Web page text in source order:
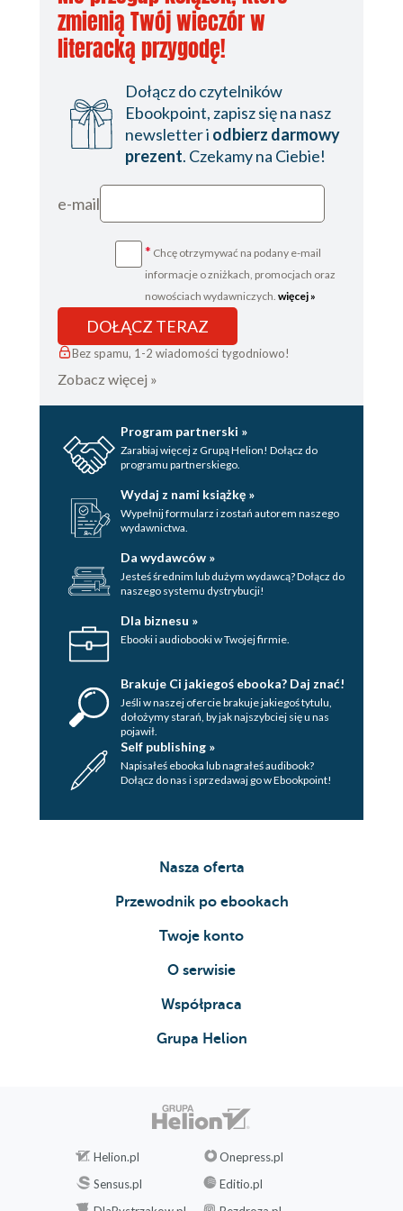
MŚP. Weryfikacja empiryczna 114
Zakończenie 119
Bibliografia 122
Spis rysunków 126
Spis tabel 126
Summary 128
zmienią Twój wieczór w
literacką przygodę!
Dołącz do czytelników
Ebookpoint, zapisz się na nasz
newsletter i odbierz darmowy
prezent. Czekamy na Ciebie!
e-mail
* Chcę otrzymywać na podany e-mail
informacje o zniżkach, promocjach oraz
nowościach wydawniczych. więcej »
DOŁĄCZ TERAZ
Bez spamu, 1-2 wiadomości tygodniowo!
Zobacz więcej »
Program partnerski »
Zarabiaj więcej z Grupą Helion! Dołącz do
programu partnerskiego.
Wydaj z nami książkę »
Wypełnij formularz i zostań autorem naszego
wydawnictwa.
Da wydawców »
Jesteś średnim lub dużym wydawcą? Dołącz do
naszego systemu dystrybucji!
Dla biznesu »
Ebooki i audiobooki w Twojej firmie.
Brakuje Ci jakiegoś ebooka? Daj znać!
Jeśli w naszej ofercie brakuje jakiegoś tytulu,
dołożymy starań, by jak najszybciej się u nas
pojawił.
Self publishing »
Napisałeś ebooka lub nagrałeś audibook?
Dołącz do nas i sprzedawaj go w Ebookpoint!
Nasza oferta
Przewodnik po ebookach
Twoje konto
O serwisie
Współpraca
Grupa Helion
Helion.pl
Onepress.pl
Sensus.pl
Editio.pl